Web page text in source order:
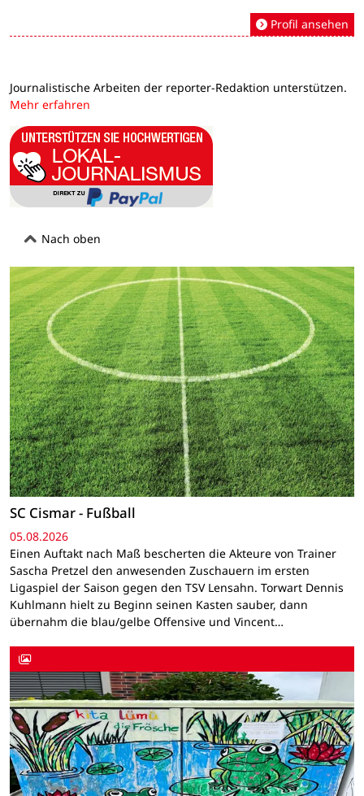
Profil ansehen
Journalistische Arbeiten der reporter-Redaktion unterstützen.
Mehr erfahren
Nach oben
SC Cismar - Fußball
05.08.2026
Einen Auftakt nach Maß bescherten die Akteure von Trainer
Sascha Pretzel den anwesenden Zuschauern im ersten
Ligaspiel der Saison gegen den TSV Lensahn. Torwart Dennis
Kuhlmann hielt zu Beginn seinen Kasten sauber, dann
übernahm die blau/gelbe Offensive und Vincent…